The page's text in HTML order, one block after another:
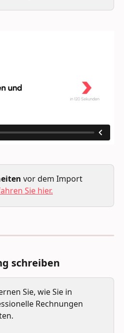
vor dem Import
Sie hier.
schreiben
Sie, wie Sie in
Rechnungen